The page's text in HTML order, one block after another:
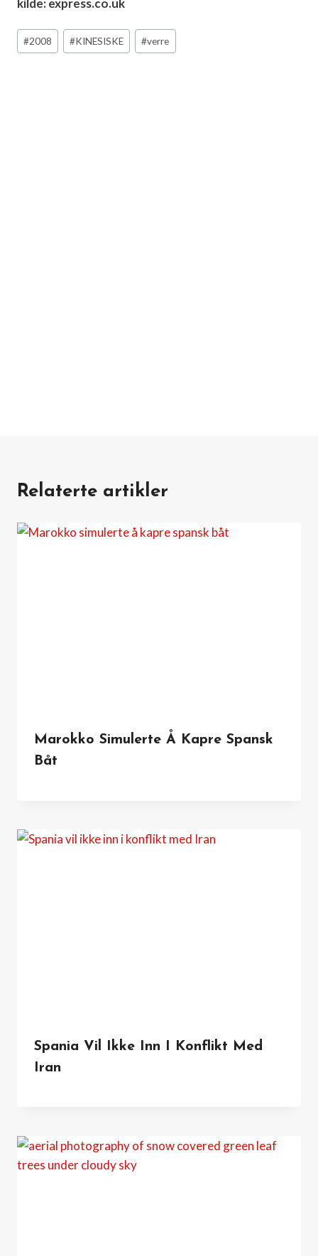
Post
Tags:
#2008 #KINESISKE #verre
Relaterte artikler
Marokko Simulerte Å Kapre Spansk
Båt
Spania Vil Ikke Inn I Konflikt Med
Iran